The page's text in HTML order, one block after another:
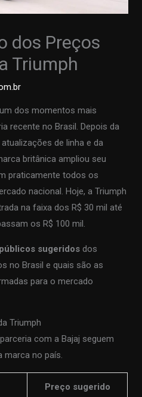
dos Preços
Triumph
dos momentos mais
recente no Brasil. Depois da
de linha e da
britânica ampliou seu
praticamente todos os
nacional. Hoje, a Triumph
na faixa dos R$ 30 mil até
os R$ 100 mil.
sugeridos dos
no Brasil e quais são as
para o mercado
Triumph
com a Bajaj seguem
marca no país.
Preço sugerido